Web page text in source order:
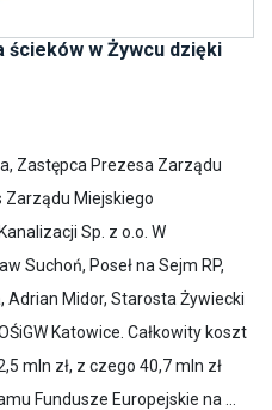
w Żywcu dzięki
Zastępca Prezesa Zarządu
Zarządu Miejskiego
Sp. z o.o. W
Suchoń, Poseł na Sejm RP,
Midor, Starosta Żywiecki
Katowice. Całkowity koszt
mln zł, z czego 40,7 mln zł
Fundusze Europejskie na ...